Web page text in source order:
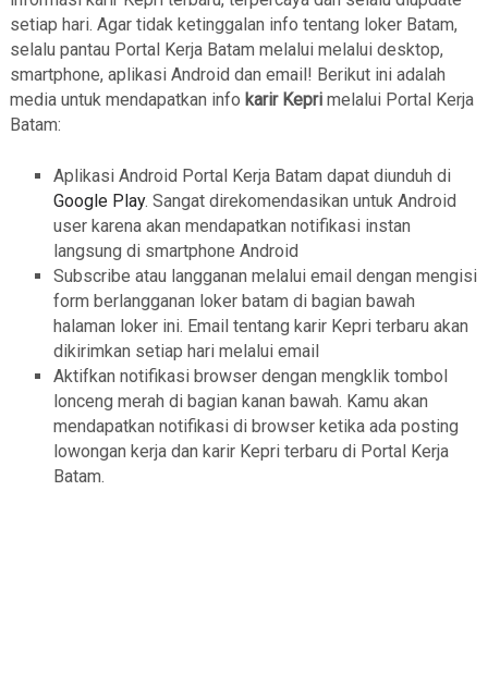
setiap hari. Agar tidak ketinggalan info tentang loker Batam,
selalu pantau Portal Kerja Batam melalui melalui desktop,
smartphone, aplikasi Android dan email! Berikut ini adalah
media untuk mendapatkan info karir Keprimelalui Portal Kerja
Batam:
Aplikasi Android Portal Kerja Batam dapat diunduh di
Google Play. Sangat direkomendasikan untuk Android
user karena akan mendapatkan notifikasi instan
langsung di smartphone Android
Subscribe atau langganan melalui email dengan mengisi
form berlangganan loker batam di bagian bawah
halaman loker ini. Email tentang karir Kepri terbaru akan
dikirimkan setiap hari melalui email
Aktifkan notifikasi browser dengan mengklik tombol
lonceng merah di bagian kanan bawah. Kamu akan
mendapatkan notifikasi di browser ketika ada posting
lowongan kerja dan karir Kepri terbaru di Portal Kerja
Batam.